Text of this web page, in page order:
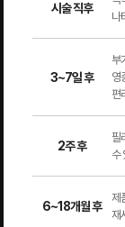
시술 직후
나
3~7일 후
부
영
편
2주 후
필
수
6~18개월 후
제
재